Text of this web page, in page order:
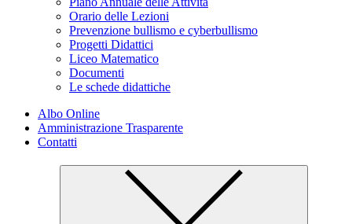
Orario delle Lezioni
Prevenzione bullismo e cyberbullismo
Progetti Didattici
Liceo Matematico
Documenti
Le schede didattiche
Albo Online
Amministrazione Trasparente
Contatti